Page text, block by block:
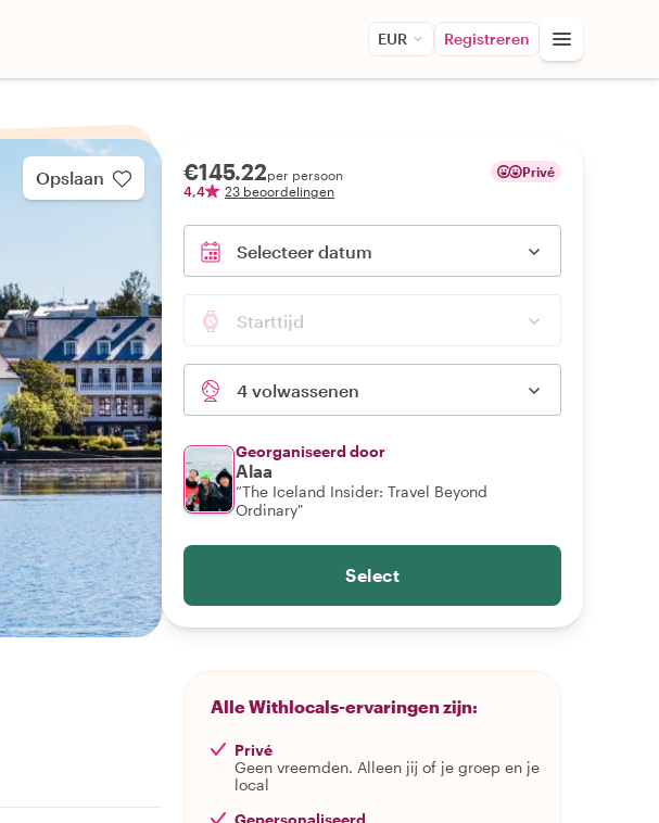
EUR Registreren
Opslaan €145.22per persoon
4,4
23 beoordelingen
Privé
Selecteer datum
Starttijd
4 volwassenen
Georganiseerd door
Alaa
“The Iceland Insider: Travel Beyond
Ordinary"
Select
Alle Withlocals-ervaringen zijn:
Privé
Geen vreemden. Alleen jij of je groep en je
local
Gepersonaliseerd